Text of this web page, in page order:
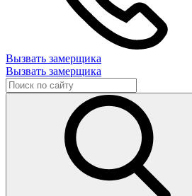
Вызвать замерщика
Вызвать замерщика